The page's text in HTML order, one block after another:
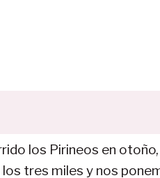
los Pirineos en
tres miles y nos